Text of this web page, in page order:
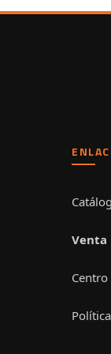
Venta